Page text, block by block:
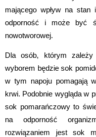
mającego wpływ na
odporność i może być
nowotworowej.
Dla osób, którym zależy
wyborem będzie sok
w tym napoju pomagają
krwi. Podobnie wygląda w
sok pomarańczowy to
na odporność
rozwiązaniem jest sok